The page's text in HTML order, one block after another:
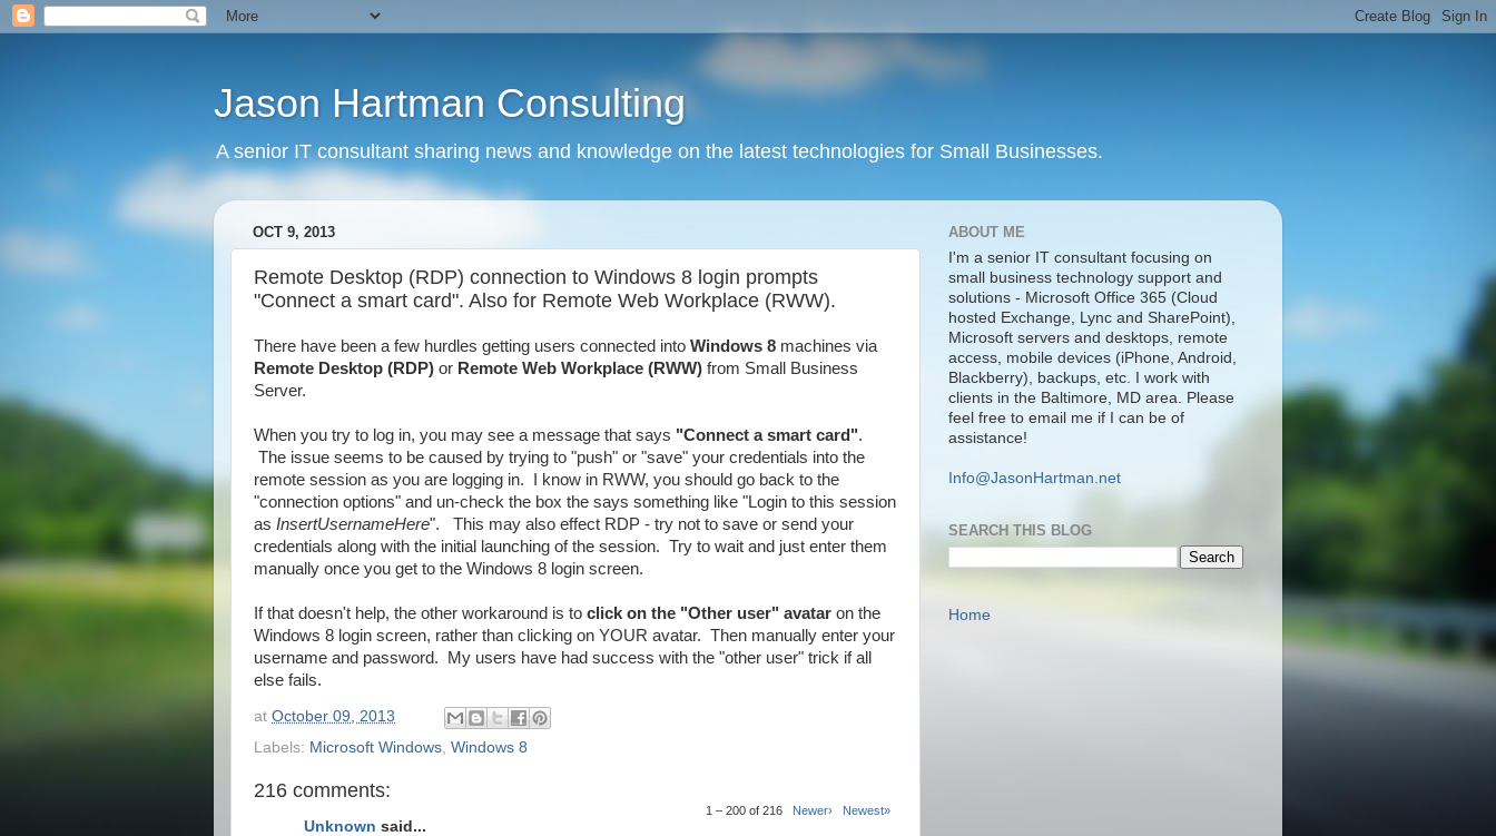
Jason Hartman Consulting
A senior IT consultant sharing news and knowledge on the latest technologies for Small Businesses.
OCT 9, 2013
Remote Desktop (RDP) connection to Windows 8 login prompts
"Connect a smart card". Also for Remote Web Workplace (RWW).
There have been a few hurdles getting users connected into Windows 8 machines via
Remote Desktop (RDP) or Remote Web Workplace (RWW) from Small Business
Server.
When you try to log in, you may see a message that says "Connect a smart card".
The issue seems to be caused by trying to "push" or "save" your credentials into the
remote session as you are logging in. I know in RWW, you should go back to the
"connection options" and un-check the box the says something like "Login to this session
as InsertUsernameHere". This may also effect RDP - try not to save or send your
credentials along with the initial launching of the session. Try to wait and just enter them
manually once you get to the Windows 8 login screen.
If that doesn't help, the other workaround is to click on the "Other user" avatar on the
Windows 8 login screen, rather than clicking on YOUR avatar. Then manually enter your
username and password. My users have had success with the "other user" trick if all
else fails.
at October 09, 2013
Labels: Microsoft Windows Windows 8
216 comments:
1 – 200 of 216 Newer› Newest»
Unknown said...
ABOUT ME
I'm a senior IT consultant focusing on
small business technology support and
solutions - Microsoft Office 365 (Cloud
hosted Exchange, Lync and SharePoint),
Microsoft servers and desktops, remote
access, mobile devices (iPhone, Android,
Blackberry), backups, etc. I work with
clients in the Baltimore, MD area. Please
feel free to email me if I can be of
assistance!
Info@JasonHartman.net
SEARCH THIS BLOG
Home